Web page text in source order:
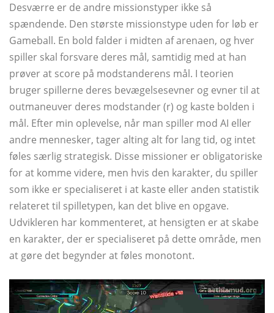
Desværre er de andre missionstyper ikke så
spændende. Den største missionstype uden for løb er
Gameball. En bold falder i midten af ​​arenaen, og hver
spiller skal forsvare deres mål, samtidig med at han
prøver at score på modstanderens mål. I teorien
bruger spillerne deres bevægelsesevner og evner til at
outmaneuver deres modstander (r) og kaste bolden i
mål. Efter min oplevelse, når man spiller mod AI eller
andre mennesker, tager alting alt for lang tid, og intet
føles særlig strategisk. Disse missioner er obligatoriske
for at komme videre, men hvis den karakter, du spiller
som ikke er specialiseret i at kaste eller anden statistik
relateret til spilletypen, kan det blive en opgave.
Udvikleren har kommenteret, at hensigten er at skabe
en karakter, der er specialiseret på dette område, men
at gøre det begynder at føles monotont.